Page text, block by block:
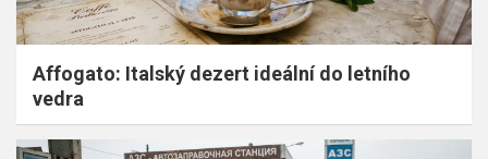
Affogato: Italský dezert ideální do letního
vedra